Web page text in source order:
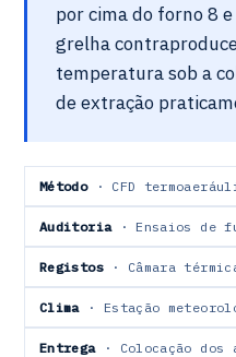
por cima do forno 8
grelha
temperatura sob a
de extração
Método· CFD
Auditoria· Ensaios de
Registos· Câmara
Clima· Estação
Entrega· Colocação dos